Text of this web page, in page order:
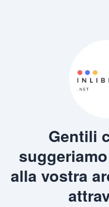
Gentili
alla vostra